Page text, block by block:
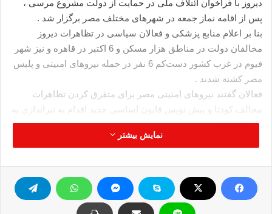
دیروز با فراخوان ائتلاف ملی در حمایت از دولت مشروع مرسی ،
پس از اقامه نماز جمعه در شهرهای مختلف مصر برگزار شد .
بنا بر اعلام منابع پزشکی و فعالان سیاسی در تظاهرات دیروز
مخالفان دولت در مناطق هزار مسکن و 6 اکتبر در قاهره و نیز شهر
فیوم در غرب کشور دست‌کم 6 نفر در حمله نیروهای امنیتی و پلیس
مصر کشته شدند .
فعالان گفتند نیروهای امنیتی مصر برای متفرق کردن تظاهرات
مخالف کودتا و پیش نویس قانون اساسی جدید اقدام به تیراندازی به
طرف آنان کردند .
به گفته شاهدان دهها تظاهر کننده دیروز در اطراف میدان هزار
در اطراف میدان زخمی ها را درمان می کردند و نیروهای امنیتی
مصر دیروز به کوی دانشگاه الازهر در قاهره یورش بردند و به طرف
دانشجویان معترض گلولهای پلاستیکی و ساچمه ای شلیک کردند .
نمایش بیشتر